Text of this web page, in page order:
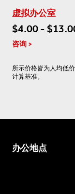
虚拟办公室
$4.00 -
咨询
所示价格皆为人均低
计算基准。
办公地点